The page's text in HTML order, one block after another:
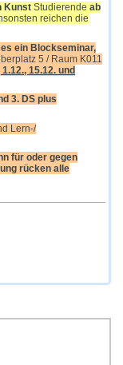
Kunst Studierende ab
reichen die
ein Blockseminar,
5 / Raum K011
1.12., 15.12. und
3. DS plus
Lern-/
für oder gegen
rücken alle